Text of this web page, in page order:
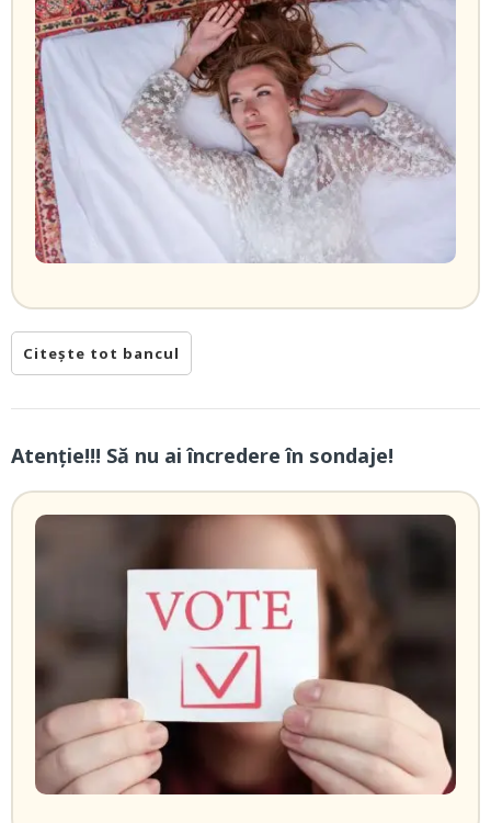
Citește tot bancul
Atenție!!! Să nu ai încredere în sondaje!